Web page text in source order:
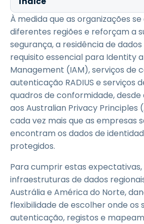
À medida que as organizações
diferentes regiões e reforçam a
segurança, a residência de
requisito essencial para Identity
Management (IAM), serviços de
autenticação RADIUS e serviços
quadros de conformidade, desde
aos Australian Privacy Principles
cada vez mais que as empresas
encontram os dados de
protegidos.
Para cumprir estas
infraestruturas de dados
Austrália e América do Norte,
flexibilidade de escolher onde os
autenticação, registos e